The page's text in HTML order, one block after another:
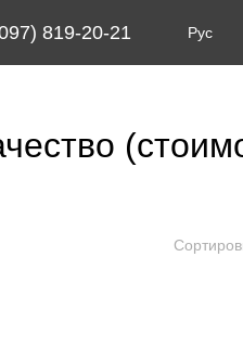
819-20-21 Рус